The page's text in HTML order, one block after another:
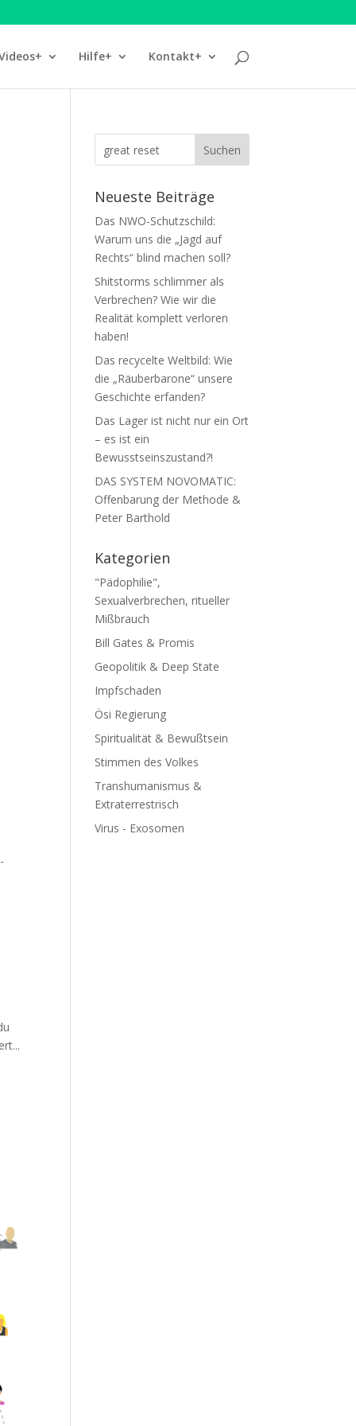
Hilfe+ Kontakt+
Neueste Beiträge
Das NWO-Schutzschild:
Warum uns die „Jagd auf
Rechts“ blind machen soll?
Shitstorms schlimmer als
Verbrechen? Wie wir die
Realität komplett verloren
haben!
Das recycelte Weltbild: Wie
die „Räuberbarone“ unsere
Geschichte erfanden?
Das Lager ist nicht nur ein Ort
– es ist ein
Bewusstseinszustand?!
DAS SYSTEM NOVOMATIC:
Offenbarung der Methode &
Peter Barthold
Kategorien
"Pädophilie",
Sexualverbrechen, ritueller
Mißbrauch
Bill Gates & Promis
Geopolitik & Deep State
Impfschaden
Ösi Regierung
Spiritualität & Bewußtsein
Stimmen des Volkes
Transhumanismus &
Extraterrestrisch
Virus - Exosomen